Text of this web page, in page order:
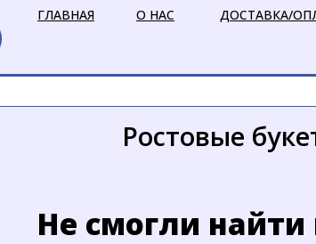
О НАС
ГЛАВНАЯ ДОСТАВКА/
Ростовые
Не смогли